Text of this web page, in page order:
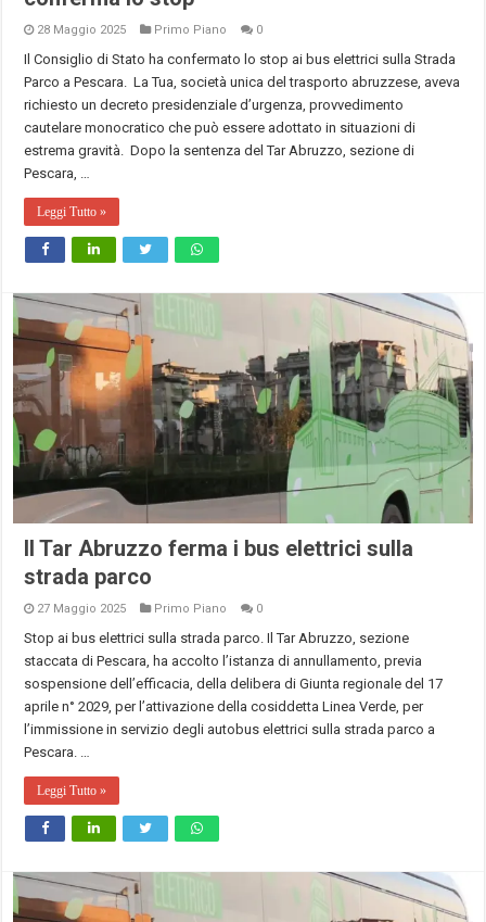
28 Maggio 2025 Primo Piano 0
Il Consiglio di Stato ha confermato lo stop ai bus elettrici sulla Strada
Parco a Pescara. La Tua, società unica del trasporto abruzzese, aveva
richiesto un decreto presidenziale d’urgenza, provvedimento
cautelare monocratico che può essere adottato in situazioni di
estrema gravità. Dopo la sentenza del Tar Abruzzo, sezione di
Pescara, …
Leggi Tutto »
Il Tar Abruzzo ferma i bus elettrici sulla
strada parco
27 Maggio 2025 Primo Piano 0
Stop ai bus elettrici sulla strada parco. Il Tar Abruzzo, sezione
staccata di Pescara, ha accolto l’istanza di annullamento, previa
sospensione dell’efficacia, della delibera di Giunta regionale del 17
aprile n° 2029, per l’attivazione della cosiddetta Linea Verde, per
l’immissione in servizio degli autobus elettrici sulla strada parco a
Pescara. …
Leggi Tutto »